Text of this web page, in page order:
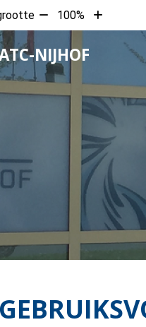
Tekst
verkleinen
10%
100%
Tekst
vergroten
NIJHOF